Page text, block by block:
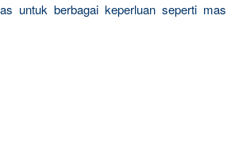
untuk berbagai keperluan seperti mas